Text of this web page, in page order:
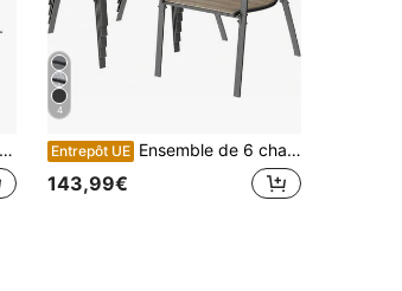
4
Entrepôt UE Ensemble de 6 chaises de jardin empilables en textilène, style camping, avec dossier haut, structure en acier et textilène, charge maximale de 150 kg, dimensions : 54 x 69 x 93 cm.
143,99€